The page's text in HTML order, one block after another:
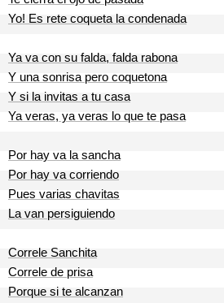
Yo! Es rete coqueta la condenada
Ya va con su falda, falda rabona
Y una sonrisa pero coquetona
Y si la invitas a tu casa
Ya veras, ya veras lo que te pasa
Por hay va la sancha
Por hay va corriendo
Pues varias chavitas
La van persiguiendo
Correle Sanchita
Correle de prisa
Porque si te alcanzan